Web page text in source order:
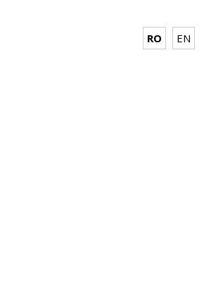
RO EN